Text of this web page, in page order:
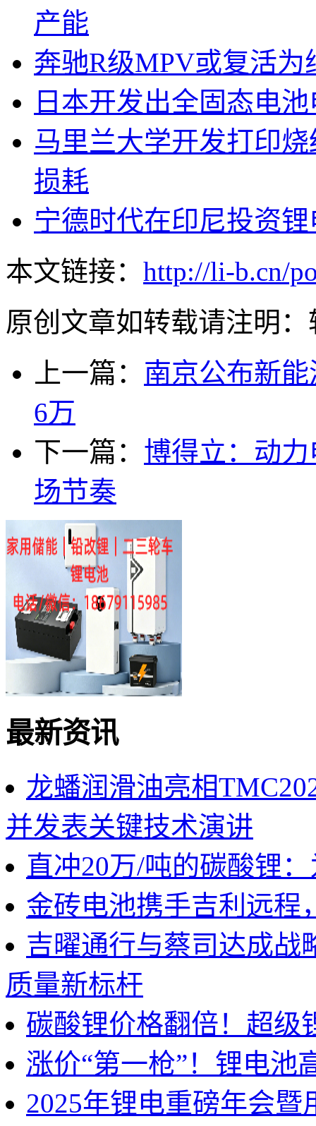
产能
奔驰R级MPV或复活为
日本开发出全固态电
马里兰大学开发打印
损耗
宁德时代在印尼投资
本文链接： http://li-b.cn/
原创文章如转载请注明：
上一篇： 南京公布新
6万
下一篇： 博得立：动
场节奏
最新资讯
龙蟠润滑油亮相
并发表关键技术演讲
直冲20万/吨的碳酸锂
金砖电池携手吉利远程
吉曜通行与蔡司达成战
质量新标杆
碳酸锂价格翻倍！超级
涨价“第一枪”！锂电池
2025年锂电重磅年会